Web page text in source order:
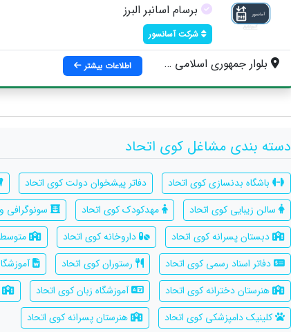
برسام اسانبر البرز
شرکت آسانسور
بلوار جمهوری اسلامی شمالی ، جنب پل شهدای روحانی ، کوی اتحاد ، پلاک56 اطلاعات بیشتر
دسته بندی مشاغل کوی اتحاد
باشگاه بدنسازی کوی اتحاد دفاتر پیشخوان دولت کوی اتحاد
سالن زیبایی کوی اتحاد
مهدکودک کوی اتحاد
سونوگرافی
دبستان پسرانه کوی اتحاد
داروخانه کوی اتحاد
دفاتر اسناد رسمی کوی اتحاد
رستوران کوی اتحاد
هنرستان دخترانه کوی اتحاد
آموزشگاه زبان کوی اتحاد
کلینیک دامپزشکی کوی اتحاد
هنرستان پسرانه کوی اتحاد